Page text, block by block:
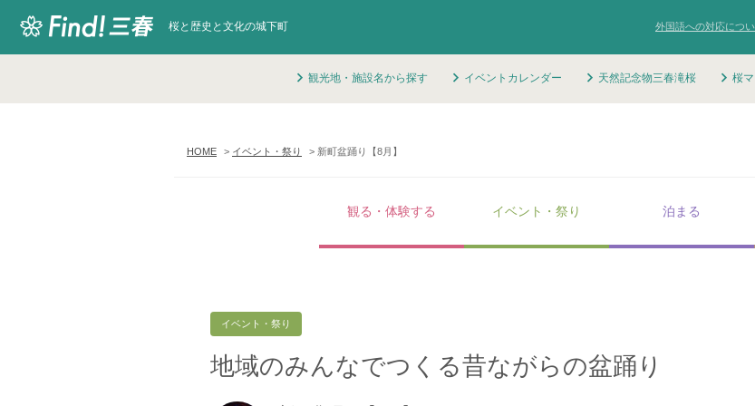
桜と歴史と文化の城下町 外国語への対応につ
観光地・施設名から探す イベントカレンダー 天然記念物三春滝桜 桜
HOME イベント・祭り 新町盆踊り【8月】
観る・体験する イベント・祭り 泊まる
イベント・祭り
地域のみんなでつくる昔ながらの盆踊り